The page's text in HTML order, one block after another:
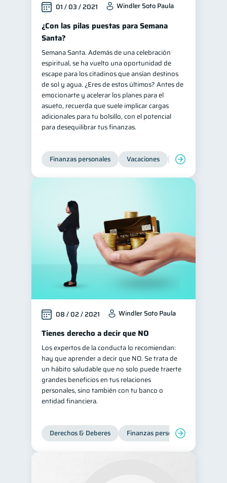
01 / 03 / 2021 Windler Soto Paula
¿Con las pilas puestas para Semana
Santa?
Semana Santa. Además de una celebración
espiritual, se ha vuelto una oportunidad de
escape para los citadinos que ansían destinos
de sol y agua. ¿Eres de estos últimos? Antes de
emocionarte y acelerar los planes para el
asueto, recuerda que suele implicar cargas
adicionales para tu bolsillo, con el potencial
para desequilibrar tus finanzas.
Finanzas personales Vacaciones Organización
08 / 02 / 2021 Windler Soto Paula
Tienes derecho a decir que NO
Los expertos de la conducta lo recomiendan:
hay que aprender a decir que NO. Se trata de
un hábito saludable que no solo puede traerte
grandes beneficios en tus relaciones
personales, sino también con tu banco o
entidad financiera.
Derechos & Deberes Finanzas personales